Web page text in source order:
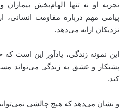
تجربه او نه تنها الهام‌بخش بیماران
پیامی مهم درباره مقاومت
نزدیکان ارائه می‌دهد.
این نمونه زندگی، یادآور این است
پشتکار و عشق به زندگی می‌تواند
کند.
و نشان می‌دهد که هیچ چالشی